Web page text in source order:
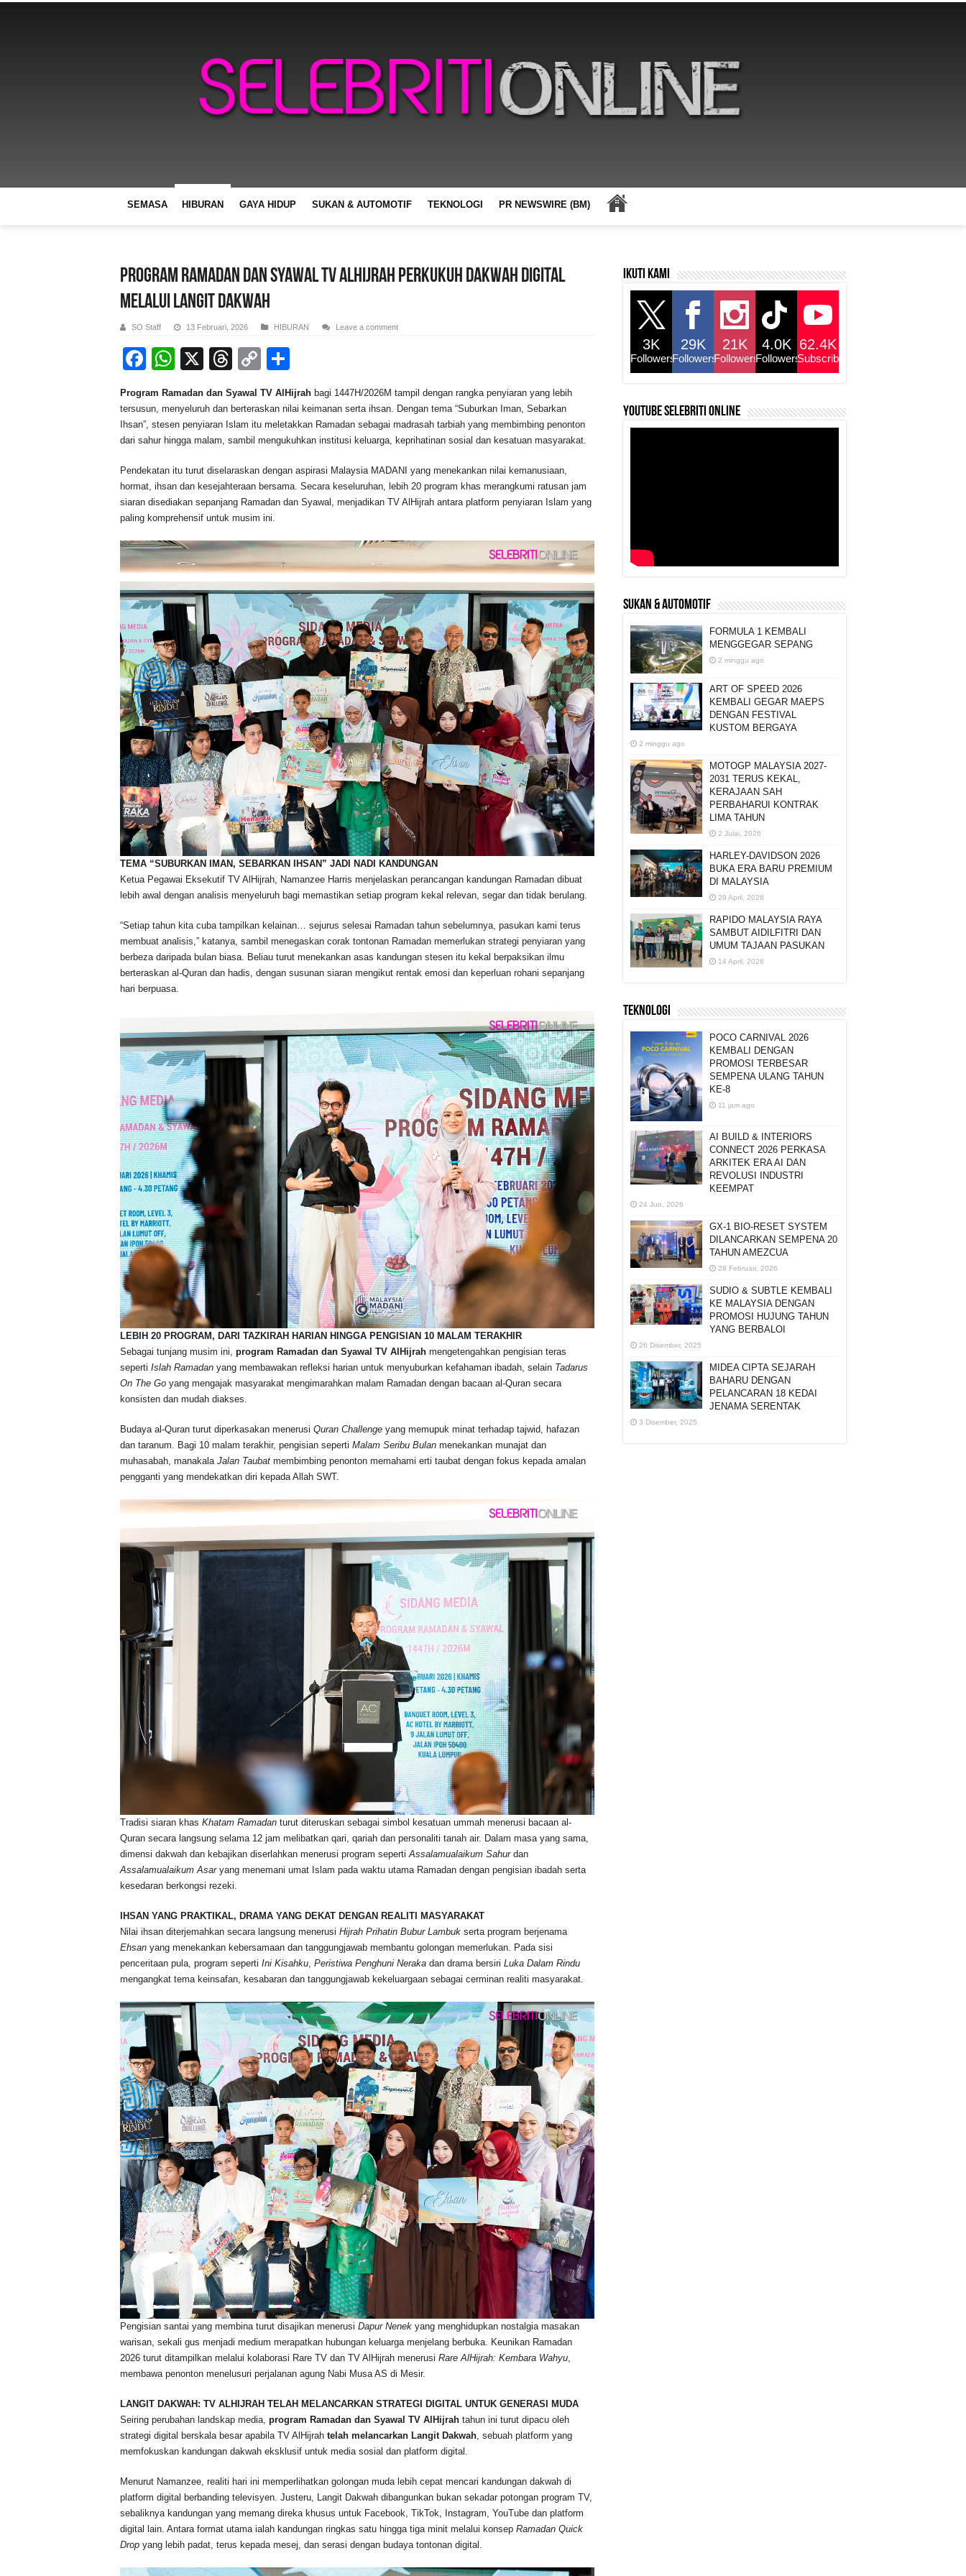
SEMASA HIBURAN GAYA HIDUP SUKAN & AUTOMOTIF TEKNOLOGI PR NEWSWIRE (BM)
PROGRAM RAMADAN DAN SYAWAL TV ALHIJRAH PERKUKUH DAKWAH DIGITAL
MELALUI LANGIT DAKWAH
SO Staff 13 Februari, 2026 HIBURAN Leave a comment
F
c
e
b
o
o
k
W
at
s
A
p
p
X
T
e
a
d
s
C
p
y
Li
n
k
ar
e
Program Ramadan dan Syawal TV AlHijrah bagi 1447H/2026M tampil dengan rangka penyiaran yang lebih
tersusun, menyeluruh dan berteraskan nilai keimanan serta ihsan. Dengan tema “Suburkan Iman, Sebarkan
Ihsan”, stesen penyiaran Islam itu meletakkan Ramadan sebagai madrasah tarbiah yang membimbing penonton
dari sahur hingga malam, sambil mengukuhkan institusi keluarga, keprihatinan sosial dan kesatuan masyarakat.
Pendekatan itu turut diselaraskan dengan aspirasi Malaysia MADANI yang menekankan nilai kemanusiaan,
hormat, ihsan dan kesejahteraan bersama. Secara keseluruhan, lebih 20 program khas merangkumi ratusan jam
siaran disediakan sepanjang Ramadan dan Syawal, menjadikan TV AlHijrah antara platform penyiaran Islam yang
paling komprehensif untuk musim ini.
TEMA “SUBURKAN IMAN, SEBARKAN IHSAN” JADI NADI KANDUNGAN
Ketua Pegawai Eksekutif TV AlHijrah, Namanzee Harris menjelaskan perancangan kandungan Ramadan dibuat
lebih awal dengan analisis menyeluruh bagi memastikan setiap program kekal relevan, segar dan tidak berulang.
“Setiap tahun kita cuba tampilkan kelainan… sejurus selesai Ramadan tahun sebelumnya, pasukan kami terus
membuat analisis,” katanya, sambil menegaskan corak tontonan Ramadan memerlukan strategi penyiaran yang
berbeza daripada bulan biasa. Beliau turut menekankan asas kandungan stesen itu kekal berpaksikan ilmu
berteraskan al-Quran dan hadis, dengan susunan siaran mengikut rentak emosi dan keperluan rohani sepanjang
hari berpuasa.
LEBIH 20 PROGRAM, DARI TAZKIRAH HARIAN HINGGA PENGISIAN 10 MALAM TERAKHIR
Sebagai tunjang musim ini, program Ramadan dan Syawal TV AlHijrah mengetengahkan pengisian teras
seperti Islah Ramadan yang membawakan refleksi harian untuk menyuburkan kefahaman ibadah, selain Tadarus
On The Go yang mengajak masyarakat mengimarahkan malam Ramadan dengan bacaan al-Quran secara
konsisten dan mudah diakses.
Budaya al-Quran turut diperkasakan menerusi Quran Challenge yang memupuk minat terhadap tajwid, hafazan
dan taranum. Bagi 10 malam terakhir, pengisian seperti Malam Seribu Bulan menekankan munajat dan
muhasabah, manakala Jalan Taubat membimbing penonton memahami erti taubat dengan fokus kepada amalan
pengganti yang mendekatkan diri kepada Allah SWT.
Tradisi siaran khas Khatam Ramadan turut diteruskan sebagai simbol kesatuan ummah menerusi bacaan al-
Quran secara langsung selama 12 jam melibatkan qari, qariah dan personaliti tanah air. Dalam masa yang sama,
dimensi dakwah dan kebajikan diserlahkan menerusi program sepertiAssalamualaikum Sahurdan
Assalamualaikum Asaryang menemani umat Islam pada waktu utama Ramadan dengan pengisian ibadah serta
kesedaran berkongsi rezeki.
IHSAN YANG PRAKTIKAL, DRAMA YANG DEKAT DENGAN REALITI MASYARAKAT
Nilai ihsan diterjemahkan secara langsung menerusi Hijrah Prihatin Bubur Lambuk serta program berjenama
Ehsan yang menekankan kebersamaan dan tanggungjawab membantu golongan memerlukan. Pada sisi
penceritaan pula, program seperti Ini Kisahku, Peristiwa Penghuni Neraka dan drama bersiri Luka Dalam Rindu
mengangkat tema keinsafan, kesabaran dan tanggungjawab kekeluargaan sebagai cerminan realiti masyarakat.
Pengisian santai yang membina turut disajikan menerusi Dapur Nenek yang menghidupkan nostalgia masakan
warisan, sekali gus menjadi medium merapatkan hubungan keluarga menjelang berbuka. Keunikan Ramadan
2026 turut ditampilkan melalui kolaborasi Rare TV dan TV AlHijrah menerusi Rare AlHijrah: Kembara Wahyu
membawa penonton menelusuri perjalanan agung Nabi Musa AS di Mesir.
LANGIT DAKWAH: TV ALHIJRAH TELAH MELANCARKAN STRATEGI DIGITAL UNTUK GENERASI MUDA
Seiring perubahan landskap media, program Ramadan dan Syawal TV AlHijrah tahun ini turut dipacu oleh
strategi digital berskala besar apabila TV AlHijrah telah melancarkan Langit Dakwah , sebuah platform yang
memfokuskan kandungan dakwah eksklusif untuk media sosial dan platform digital.
Menurut Namanzee, realiti hari ini memperlihatkan golongan muda lebih cepat mencari kandungan dakwah di
platform digital berbanding televisyen. Justeru, Langit Dakwah dibangunkan bukan sekadar potongan program TV,
sebaliknya kandungan yang memang direka khusus untuk Facebook, TikTok, Instagram, YouTube dan platform
digital lain. Antara format utama ialah kandungan ringkas satu hingga tiga minit melalui konsep Ramadan Quick
Drop yang lebih padat, terus kepada mesej, dan serasi dengan budaya tontonan digital.
Ikuti kami
3K
Followers
29K
Followers
21K
Followers
4.0K
Followers
62.4K
Subscribers
YouTube selebriti online
SUKAN & AUTOMOTIF
FORMULA 1 KEMBALI
MENGGEGAR SEPANG
2 minggu ago
ART OF SPEED 2026
KEMBALI GEGAR MAEPS
DENGAN FESTIVAL
KUSTOM BERGAYA
2 minggu ago
MOTOGP MALAYSIA 2027-
2031 TERUS KEKAL,
KERAJAAN SAH
PERBAHARUI KONTRAK
LIMA TAHUN
2 Julai, 2026
HARLEY-DAVIDSON 2026
BUKA ERA BARU PREMIUM
DI MALAYSIA
29 April, 2026
RAPIDO MALAYSIA RAYA
SAMBUT AIDILFITRI DAN
UMUM TAJAAN PASUKAN
14 April, 2026
TEKNOLOGI
POCO CARNIVAL 2026
KEMBALI DENGAN
PROMOSI TERBESAR
SEMPENA ULANG TAHUN
KE-8
11 jam ago
AI BUILD & INTERIORS
CONNECT 2026 PERKASA
ARKITEK ERA AI DAN
REVOLUSI INDUSTRI
KEEMPAT
24 Jun, 2026
GX-1 BIO-RESET SYSTEM
DILANCARKAN SEMPENA 20
TAHUN AMEZCUA
28 Februari, 2026
SUDIO & SUBTLE KEMBALI
KE MALAYSIA DENGAN
PROMOSI HUJUNG TAHUN
YANG BERBALOI
26 Disember, 2025
MIDEA CIPTA SEJARAH
BAHARU DENGAN
PELANCARAN 18 KEDAI
JENAMA SERENTAK
3 Disember, 2025